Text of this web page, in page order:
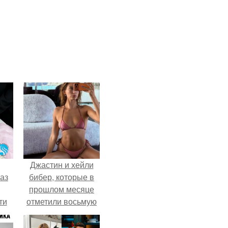
-
Джастин и хейли
бибер, которые в
прошлом месяце
отметили восьмую
годовщину